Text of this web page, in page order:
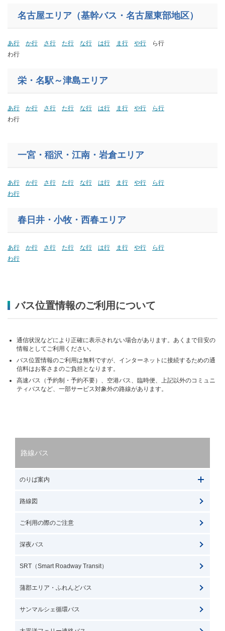
名古屋エリア（基幹バス・名古屋東部地区）
あ行 か行 さ行 た行 な行 は行 ま行 や行 ら行
わ行
栄・名駅～津島エリア
あ行 か行 さ行 た行 な行 は行 ま行 や行
ら行
わ行
一宮・稲沢・江南・岩倉エリア
あ行 か行 さ行 た行 な行 は行 ま行 や行
ら行
わ行
春日井・小牧・西春エリア
あ行 か行 さ行 た行 な行 は行 ま行 や行
ら行
わ行
バス位置情報のご利用について
通信状況などにより正確に表示されない場合があります。あくまで目安の
情報としてご利用ください。
バス位置情報のご利用は無料ですが、インターネットに接続するための通
信料はお客さまのご負担となります。
高速バス（予約制・予約不要）、空港バス、臨時便、上記以外のコミュニ
ティバスなど、一部サービス対象外の路線があります。
路線バス
のりば案内
路線図
ご利用の際のご注意
深夜バス
SRT（Smart Roadway Transit）
蒲郡エリア・ふれんどバス
サンマルシェ循環バス